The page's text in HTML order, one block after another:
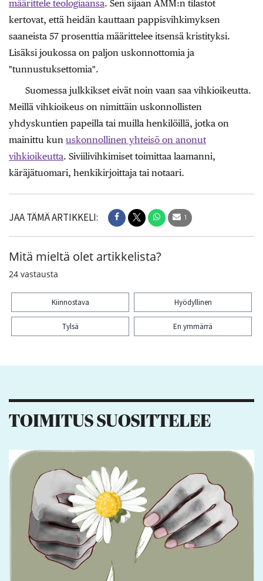
määrittele teologiaansa. Sen sijaan AMM:n tilastot
kertovat, että heidän kauttaan pappisvihkimyksen
saaneista 57 prosenttia määrittelee itsensä kristityksi.
Lisäksi joukossa on paljon uskonnottomia ja
"tunnustuksettomia".
Suomessa julkkikset eivät noin vaan saa vihkioikeutta.
Meillä vihkioikeus on nimittäin uskonnollisten
yhdyskuntien papeilla tai muilla henkilöillä, jotka on
mainittu kun uskonnollinen yhteisö on anonut
vihkioikeutta. Siviilivihkimiset toimittaa laamanni,
käräjätuomari, henkikirjoittaja tai notaari.
JAA TÄMÄ ARTIKKELI: 1
Mitä mieltä olet artikkelista?
24 vastausta
Kiinnostava Hyödyllinen
Tylsä En ymmärrä
TOIMITUS SUOSITTELEE